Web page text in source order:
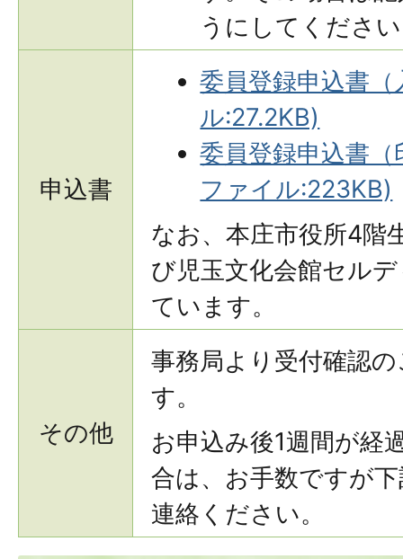
うにしてくださ
申込書
委員登録申込書
ル:27.2KB)
委員登録申込書
ファイル:223KB)
なお、本庄市役所4階
び児玉文化会館セル
ています。
その他
事務局より受付確認
す。
お申込み後1週間が経
合は、お手数ですが
連絡ください。